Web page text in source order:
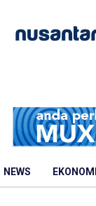
NEWS EKONOMI